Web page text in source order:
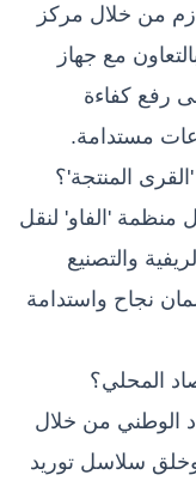
من خلال مركز
مع جهاز
رفع كفاءة
مستدامة.
المنتجة'؟
منظمة 'الفاو' لنقل
والتصنيع
نجاح واستدامة
المحلي؟
الوطني من خلال
وخلق سلاسل توريد